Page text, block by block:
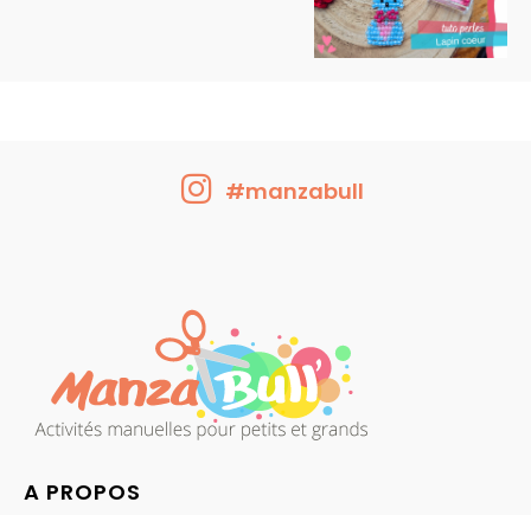
#manzabull
A PROPOS